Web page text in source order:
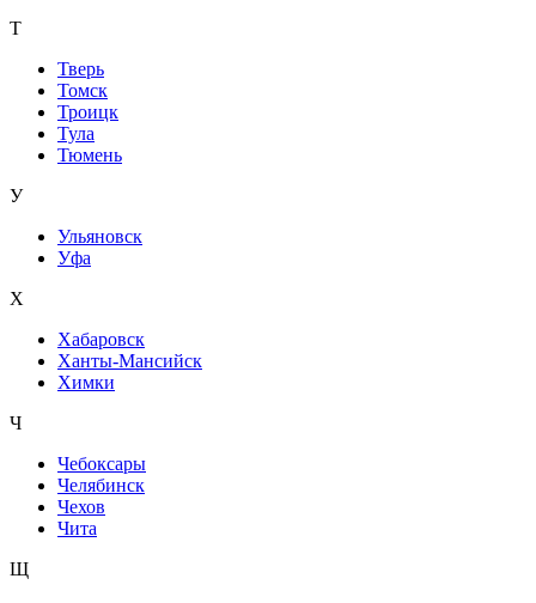
Т
Тверь
Томск
Троицк
Тула
Тюмень
У
Ульяновск
Уфа
Х
Хабаровск
Ханты-Мансийск
Химки
Ч
Чебоксары
Челябинск
Чехов
Чита
Щ